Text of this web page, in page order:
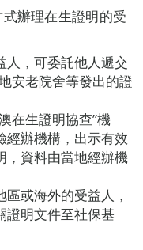
辦理在生證明的受
人，可委託他人遞交
安老院舍等發出的證
在生證明協查”機
經辦機構，出示有效
，資料由當地經辦機
或海外的受益人，
證明文件至社保基